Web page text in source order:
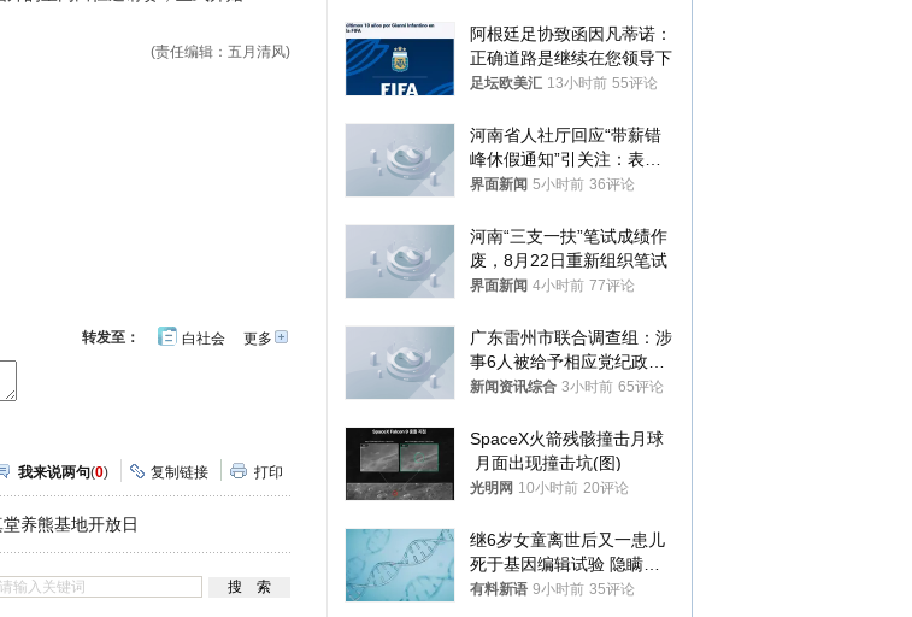
(责任编辑：五月清风)
更多开
转发至： 白社会
我来说两句(0) 复制链接 打印
养熊基地开放日
阿根廷足协致函因凡蒂诺：
正确道路是继续在您领导下
足坛欧美汇 13小时前 55评论
河南省人社厅回应“带薪错
峰休假通知”引关注：表述
不够准确，待修改后印发
界面新闻 5小时前 36评论
河南“三支一扶”笔试成绩作
废，8月22日重新组织笔试
界面新闻 4小时前 77评论
广东雷州市联合调查组：涉
事6人被给予相应党纪政务
处分和组织处理
新闻资讯综合 3小时前 65评论
SpaceX火箭残骸撞击月球
月面出现撞击坑(图)
光明网 10小时前 20评论
继6岁女童离世后又一患儿
死于基因编辑试验 隐瞒一
年才对外披露
有料新语 9小时前 35评论